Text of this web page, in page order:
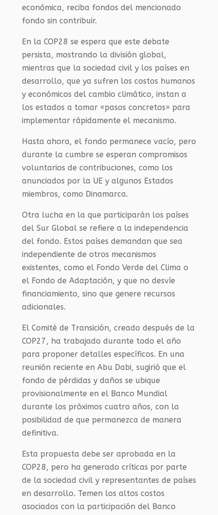
económica, reciba fondos del mencionado
fondo sin contribuir.
En la COP28 se espera que este debate
persista, mostrando la división global,
mientras que la sociedad civil y los países en
desarrollo, que ya sufren los costos humanos
y económicos del cambio climático, instan a
los estados a tomar «pasos concretos» para
implementar rápidamente el mecanismo.
Hasta ahora, el fondo permanece vacío, pero
durante la cumbre se esperan compromisos
voluntarios de contribuciones, como los
anunciados por la UE y algunos Estados
miembros, como Dinamarca.
Otra lucha en la que participarán los países
del Sur Global se refiere a la independencia
del fondo. Estos países demandan que sea
independiente de otros mecanismos
existentes, como el Fondo Verde del Clima o
el Fondo de Adaptación, y que no desvíe
financiamiento, sino que genere recursos
adicionales.
El Comité de Transición, creado después de la
COP27, ha trabajado durante todo el año
para proponer detalles específicos. En una
reunión reciente en Abu Dabi, sugirió que el
fondo de pérdidas y daños se ubique
provisionalmente en el Banco Mundial
durante los próximos cuatro años, con la
posibilidad de que permanezca de manera
definitiva.
Esta propuesta debe ser aprobada en la
COP28, pero ha generado críticas por parte
de la sociedad civil y representantes de países
en desarrollo. Temen los altos costos
asociados con la participación del Banco